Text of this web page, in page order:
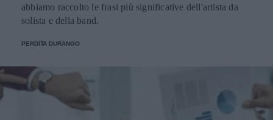
abbiamo raccolto le frasi più significative dell'artista da
solista e della band.
PERDITA DURANGO